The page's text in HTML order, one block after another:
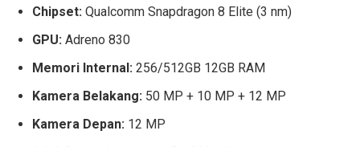
Chipset: Qualcomm Snapdragon 8 Elite (3 nm)
GPU: Adreno 830
Memori Internal: 256/512GB 12GB RAM
Kamera Belakang: 50 MP + 10 MP + 12 MP
Kamera Depan: 12 MP